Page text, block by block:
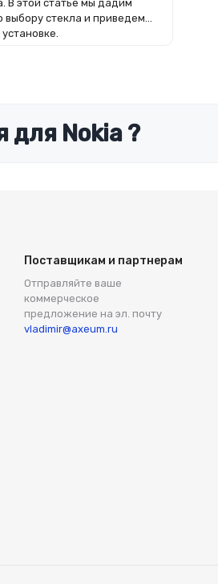
В этой статье мы дадим
стекла и приведем
для Nokia ?
Поставщикам и партнерам
Отправляйте ваше
коммерческое
предложение на эл. почту
vladimir@axeum.ru